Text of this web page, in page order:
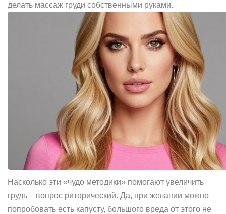
делать массаж груди собственными руками.
Насколько эти «чудо методики» помогают увеличить
грудь – вопрос риторический. Да, при желании можно
попробовать есть капусту, большого вреда от этого не